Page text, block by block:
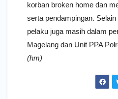
korban broken home dan
serta pendampingan.
pelaku juga masih dalam
Magelang dan Unit PPA
(hm)